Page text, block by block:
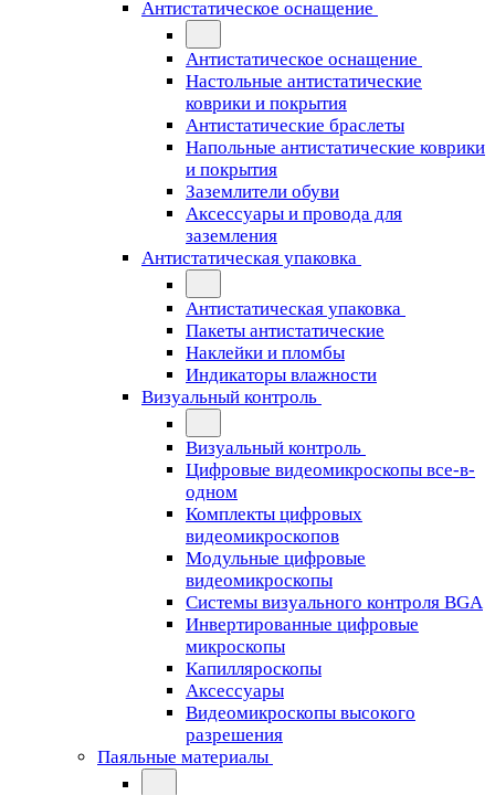
Антистатическое оснащение
Антистатическое оснащение
Настольные антистатические
коврики и покрытия
Антистатические браслеты
Напольные антистатические коврики
и покрытия
Заземлители обуви
Аксессуары и провода для
заземления
Антистатическая упаковка
Антистатическая упаковка
Пакеты антистатические
Наклейки и пломбы
Индикаторы влажности
Визуальный контроль
Визуальный контроль
Цифровые видеомикроскопы все-в-
одном
Комплекты цифровых
видеомикроскопов
Модульные цифровые
видеомикроскопы
Cистемы визуального контроля BGA
Инвертированные цифровые
микроскопы
Капилляроскопы
Аксессуары
Видеомикроскопы высокого
разрешения
Паяльные материалы